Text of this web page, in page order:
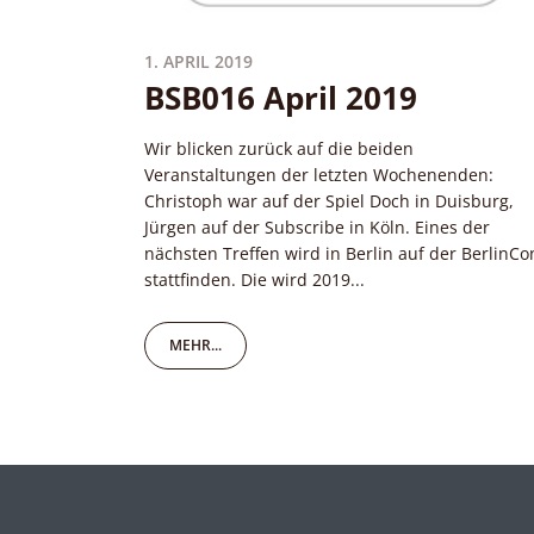
1. APRIL 2019
BSB016 April 2019
Wir blicken zurück auf die beiden
Veranstaltungen der letzten Wochenenden:
Christoph war auf der Spiel Doch in Duisburg,
Jürgen auf der Subscribe in Köln. Eines der
nächsten Treffen wird in Berlin auf der
stattfinden. Die wird 2019...
MEHR...